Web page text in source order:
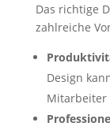
Das richtige
zahlreiche
Design
Mitarbeiter